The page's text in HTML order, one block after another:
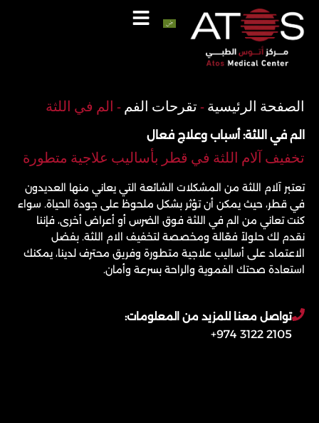
المحتوى
الصفحة الرئيسية-تقرحات الفم- الم في اللثة
الم في اللثة: أسباب وعلاج فعال
تخفيف آلام اللثة في قطر بأساليب علاجية متطورة
تعتبر آلام اللثة من المشكلات الشائعة التي يعاني منها العديدون
في قطر، حيث يمكن أن تؤثر بشكل ملحوظ على جودة الحياة. سواء
كنت تعاني من الم في اللثة فوق الضرس أو أعراض أخرى، فإننا
نقدم لك حلولاً فعّالة ومخصصة لتخفيف الام اللثة. بفضل
الاعتماد على أساليب علاجية متطورة وفريق محترف لدينا، يمكنك
استعادة صحتك الفموية والراحة بسرعة وأمان.
تواصل معنا للمزيد من المعلومات:
2105 3122 974+